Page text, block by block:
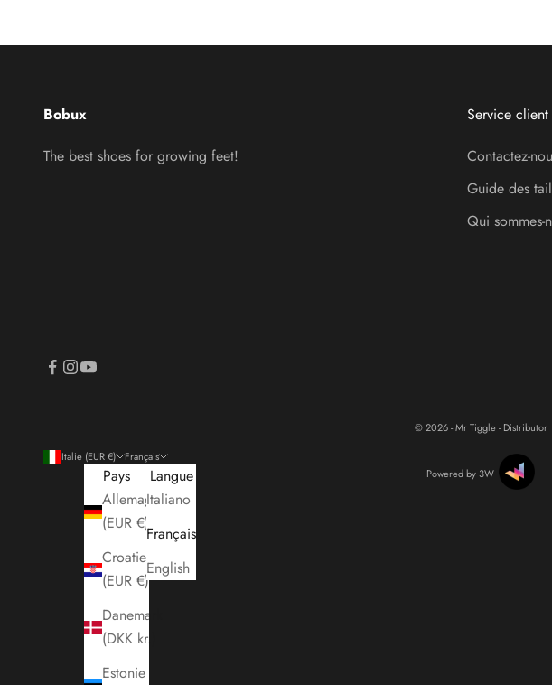
Bobux
The best shoes for growing feet!
Service client
Contactez-
Guide des
Qui sommes-
Italie (EUR €)
Pays
Allemagne
(EUR €)
Croatie
(EUR €)
Danemark
(DKK kr.)
Estonie
Français
Langue
Italiano
Français
English
© 2026 - Mr Tiggle - Distributor
Powered by 3W